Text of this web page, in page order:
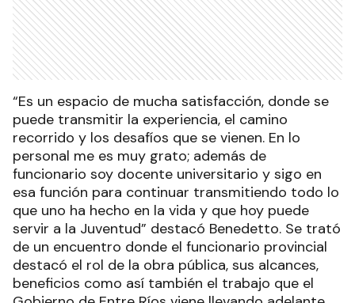
“Es un espacio de mucha satisfacción, donde se
puede transmitir la experiencia, el camino
recorrido y los desafíos que se vienen. En lo
personal me es muy grato; además de
funcionario soy docente universitario y sigo en
esa función para continuar transmitiendo todo lo
que uno ha hecho en la vida y que hoy puede
servir a la Juventud” destacó Benedetto. Se trató
de un encuentro donde el funcionario provincial
destacó el rol de la obra pública, sus alcances,
beneficios como así también el trabajo que el